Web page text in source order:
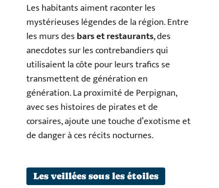
Les habitants aiment raconter les
mystérieuses légendes de la région. Entre
les murs desbars et restaurants, des
anecdotes sur les contrebandiers qui
utilisaient la côte pour leurs trafics se
transmettent de génération en
génération. La proximité de Perpignan,
avec ses histoires de pirates et de
corsaires, ajoute une touche d’exotisme et
de danger à ces récits nocturnes.
Les veillées sous les étoiles